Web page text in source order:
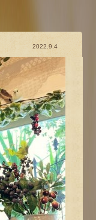
2022.9.4